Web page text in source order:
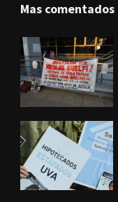
Mas comentados